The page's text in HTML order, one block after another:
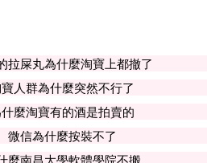
家來說很大損失，通過修改
，而他們的產品可能每個商
夠保障到商品的質量，此情
拉屎丸為什麼淘寶上都撤了
人群為什麼突然不行了
麼淘寶有的酒是拍賣的
微信為什麼按裝不了
麼南昌大學軟體學院不搬